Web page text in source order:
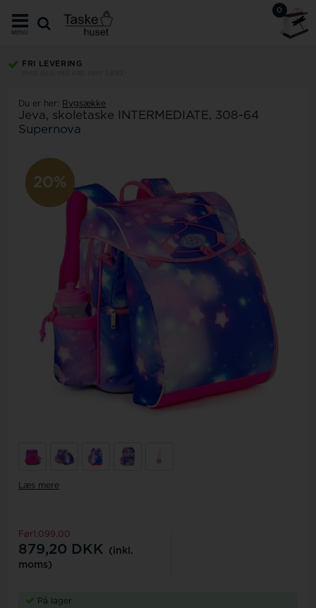
0
MENU
FRI LEVERING
Du er her: Rygsække
Jeva, skoletaske INTERMEDIATE, 308-64
Supernova
20%
20%
Læs mere
Før1.099,00
879,20 DKK
(inkl.
moms)
På lager